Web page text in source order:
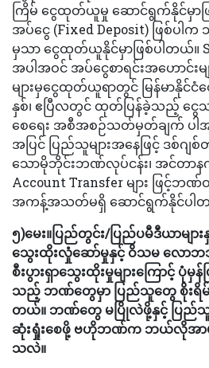
ကြိမ် ငွေထုတ်ယူမှု ဆောင်ရွက်နိုင်မှာဖ
အပ်ငွေ (Fixed Deposit) ဖြစ်ပ
မှသာ ငွေထုတ်ယူနိုင်မှာဖြစ်ပါတယ်။
အပါအဝင် အပ်ငွေစာရင်းအဟောင်
များမှငွေထုတ်ယူရာတွင် မြန်မာနို
နှစ်၊ ဧပြီလတွင် ထုတ်ပြန်ခဲ့သည့် ငွေ
စေရေး အစီအစဉ်သတ်မှတ်ချက် ပ
အပြင် ပြည်သူများအနေဖြင့် ဒစ်ဂျ
သောမိုဘိုင်းဘဏ်လုပ်ငန်း၊ အင်တာန
Account Transfer များ ဖြင့်ဘဏ်
အကန့်အသတ်မရှိ ဆောင်ရွက်နိုင်ပါ
၅)မေး။ပြည်တွင်း/ပြည်ပမီဒီယာမျ
သွေးထိုးလှုံဆော်မှုနှင့် ဝိသမ လောဘ
စီးပွားရှာသွေးထိုးမှုများကြောင့်
သည့် ဘဏ်တွေမှာ ပြည်သူတွေ စိုးရိ
တယ်။ ဘဏ်တွေ မပြိုလဲဖို့နှင့် ပြည်
ဆုံးရှုံးစေဖို့ ဗဟိုဘဏ်က ဘယ်လိုအာမ
သလဲ။